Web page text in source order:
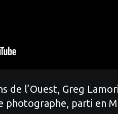
de l’Ouest, Greg
photographe, parti en